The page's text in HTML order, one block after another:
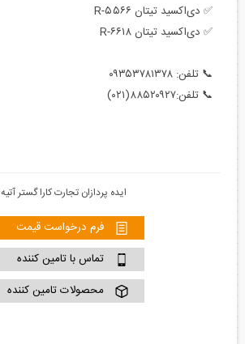
✅ دی‌اکسید تیتان R-۵۵۶۶
✅ دی‌اکسید تیتان R-۶۶۱۸
📞 تلفن: ۰۹۳۵۳۷۸۱۳۷۸
📞 تلفن:۸۸۵۲۰۹۲۷(۰۲۱)
ایده پردازان تجارت کارا گستر آتیه
فرم درخواست قیمت
تماس با تامین کننده
محصولات تامین کننده